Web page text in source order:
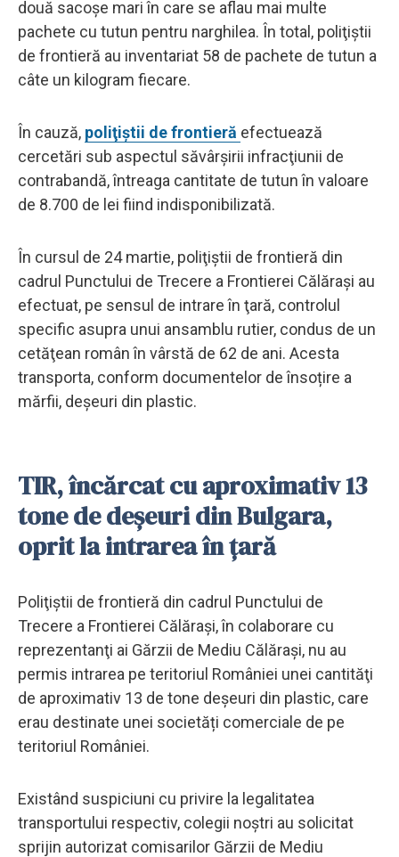
două sacoşe mari în care se aflau mai multe
pachete cu tutun pentru narghilea. În total, poliţiştii
de frontieră au inventariat 58 de pachete de tutun a
câte un kilogram fiecare.
În cauză, poliţiştii de frontieră efectuează
cercetări sub aspectul săvârşirii infracţiunii de
contrabandă, întreaga cantitate de tutun în valoare
de 8.700 de lei fiind indisponibilizată.
În cursul de 24 martie, poliţiştii de frontieră din
cadrul Punctului de Trecere a Frontierei Călăraşi au
efectuat, pe sensul de intrare în ţară, controlul
specific asupra unui ansamblu rutier, condus de un
cetăţean român în vârstă de 62 de ani. Acesta
transporta, conform documentelor de însoțire a
mărfii, deșeuri din plastic.
TIR, încărcat cu aproximativ 13
tone de deşeuri din Bulgara,
oprit la intrarea în țară
Poliţiștii de frontieră din cadrul Punctului de
Trecere a Frontierei Călăraşi, în colaborare cu
reprezentanţi ai Gărzii de Mediu Călăraşi, nu au
permis intrarea pe teritoriul României unei cantităţi
de aproximativ 13 de tone deșeuri din plastic, care
erau destinate unei societăți comerciale de pe
teritoriul României.
Existând suspiciuni cu privire la legalitatea
transportului respectiv, colegii noștri au solicitat
sprijin autorizat comisarilor Gărzii de Mediu